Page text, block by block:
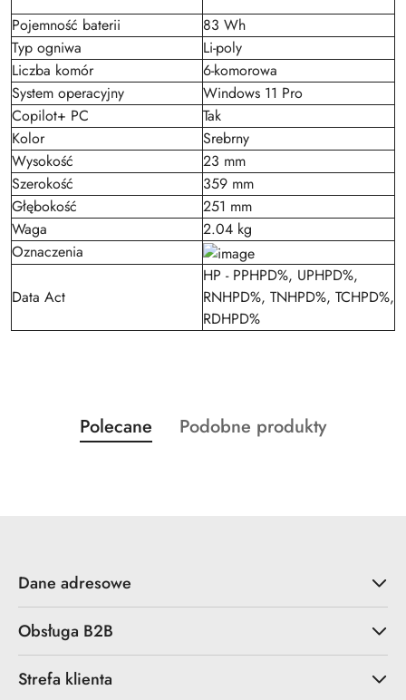
Pojemność baterii
83 Wh
Typ ogniwa
Li-poly
Liczba komór
6-komorowa
System operacyjny
Windows 11 Pro
Copilot+ PC
Tak
Kolor
Srebrny
Wysokość
23 mm
Szerokość
359 mm
Głębokość
251 mm
Waga
2.04 kg
Oznaczenia
Data Act
HP - PPHPD%, UPHPD%,
RNHPD%, TNHPD%, TCHPD%,
RDHPD%
Pomiń karuzelę produktów
Produkty
o
Polecane
Produkty
Podobne produkty
Dane adresowe
Obsługa B2B
Strefa klienta